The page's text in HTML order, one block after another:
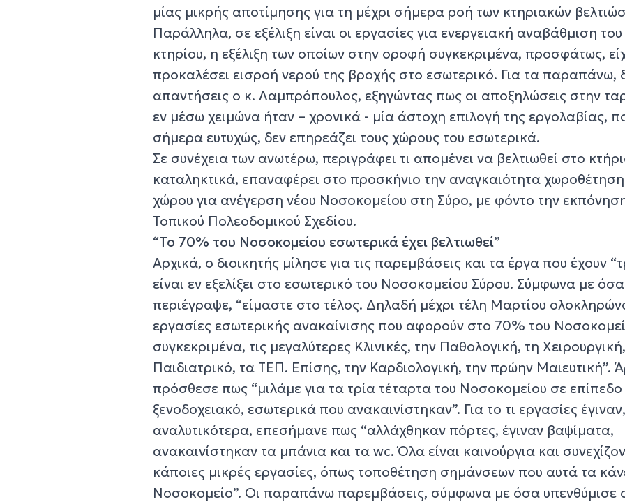
μίας μικρής αποτίμησης για τη μέχρι σήμερα ροή των κτηριακών
Παράλληλα, σε εξέλιξη είναι οι εργασίες για ενεργειακή αναβάθμιση του
κτηρίου, η εξέλιξη των οποίων στην οροφή συγκεκριμένα, προσφάτως,
προκαλέσει εισροή νερού της βροχής στο εσωτερικό. Για τα παραπάνω,
απαντήσεις ο κ. Λαμπρόπουλος, εξηγώντας πως οι αποξηλώσεις στην
εν μέσω χειμώνα ήταν – χρονικά - μία άστοχη επιλογή της εργολαβίας,
σήμερα ευτυχώς, δεν επηρεάζει τους χώρους του εσωτερικά.
Σε συνέχεια των ανωτέρω, περιγράφει τι απομένει να βελτιωθεί στο
καταληκτικά, επαναφέρει στο προσκήνιο την αναγκαιότητα
χώρου για ανέγερση νέου Νοσοκομείου στη Σύρο, με φόντο την
Τοπικού Πολεοδομικού Σχεδίου.
“Το 70% του Νοσοκομείου εσωτερικά έχει βελτιωθεί”
Αρχικά, ο διοικητής μίλησε για τις παρεμβάσεις και τα έργα που έχουν
είναι εν εξελίξει στο εσωτερικό του Νοσοκομείου Σύρου. Σύμφωνα με όσα
περιέγραψε, “είμαστε στο τέλος. Δηλαδή μέχρι τέλη Μαρτίου
εργασίες εσωτερικής ανακαίνισης που αφορούν στο 70% του
συγκεκριμένα, τις μεγαλύτερες Κλινικές, την Παθολογική, τη
Παιδιατρικό, τα ΤΕΠ. Επίσης, την Καρδιολογική, την πρώην Μαιευτική”.
πρόσθεσε πως “μιλάμε για τα τρία τέταρτα του Νοσοκομείου σε επίπεδο
ξενοδοχειακό, εσωτερικά που ανακαινίστηκαν”. Για το τι εργασίες έγιναν,
αναλυτικότερα, επεσήμανε πως “αλλάχθηκαν πόρτες, έγιναν βαψίματα,
ανακαινίστηκαν τα μπάνια και τα wc. Όλα είναι καινούργια και
κάποιες μικρές εργασίες, όπως τοποθέτηση σημάνσεων που αυτά τα
Νοσοκομείο”. Οι παραπάνω παρεμβάσεις, σύμφωνα με όσα υπενθύμισε